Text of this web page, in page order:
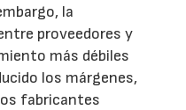
la
proveedores y
más débiles
los márgenes,
fabricantes